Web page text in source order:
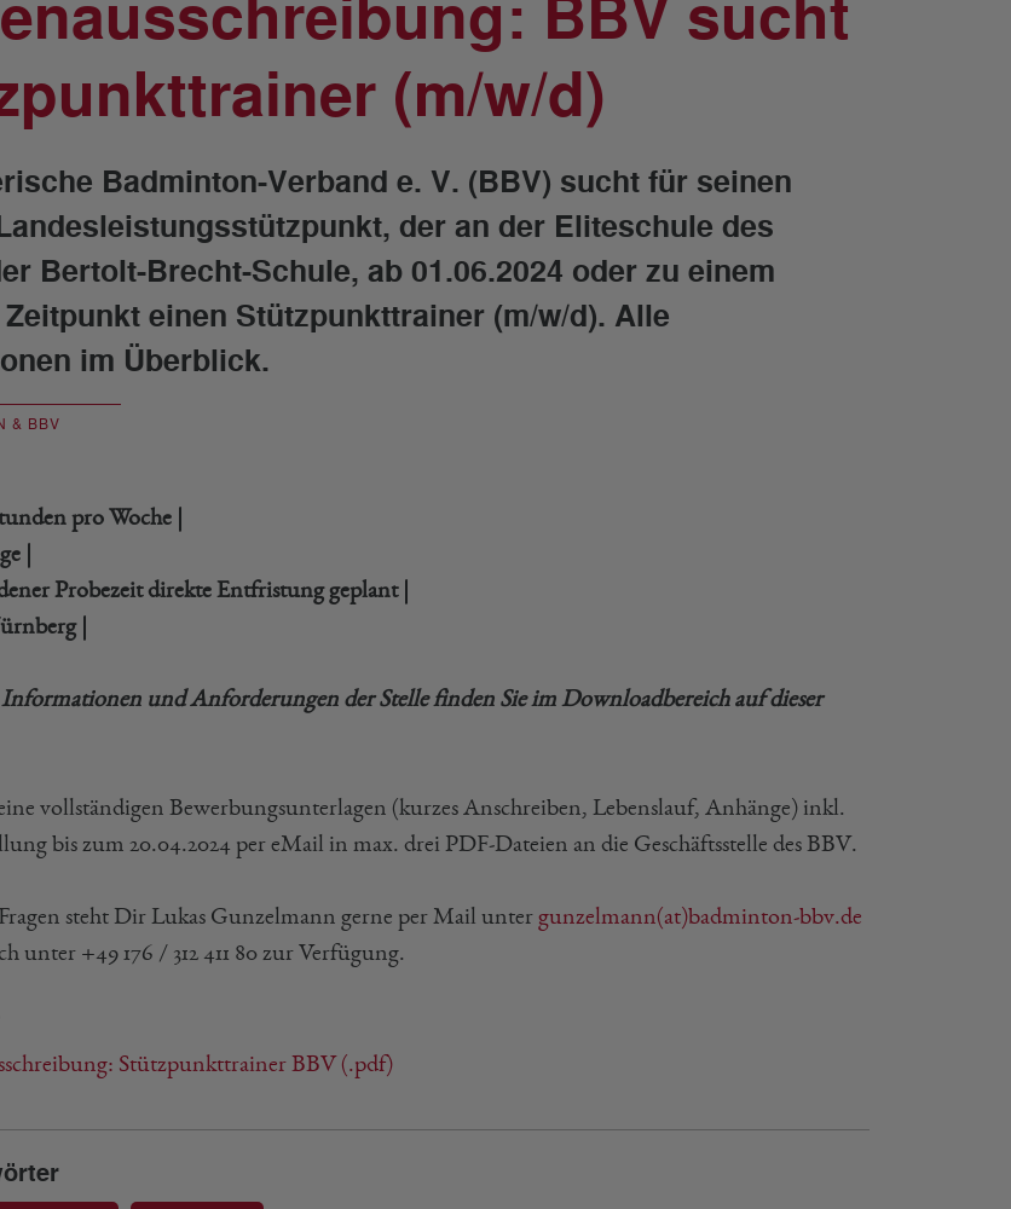
BBV sucht
(m/w/d)
Badminton-Verband e. V. (BBV) sucht für seinen
der an der Eliteschule des
Bertolt-Brecht-Schule, ab 01.06.2024 oder zu einem
einen Stützpunkttrainer (m/w/d). Alle
im Überblick.
& BBV
pro Woche |
|
Probezeit direkte Entfristung geplant |
|
und Anforderungen der Stelle finden Sie im Downloadbereich auf dieser
vollständigen Bewerbungsunterlagen (kurzes Anschreiben, Lebenslauf, Anhänge) inkl.
bis zum 20.04.2024 per eMail in max. drei PDF-Dateien an die Geschäftsstelle des BBV.
steht Dir Lukas Gunzelmann gerne per Mail unter gunzelmann(at)badminton-bbv.de
unter +49 176 / 312 411 80 zur Verfügung.
Stützpunkttrainer BBV (.pdf)